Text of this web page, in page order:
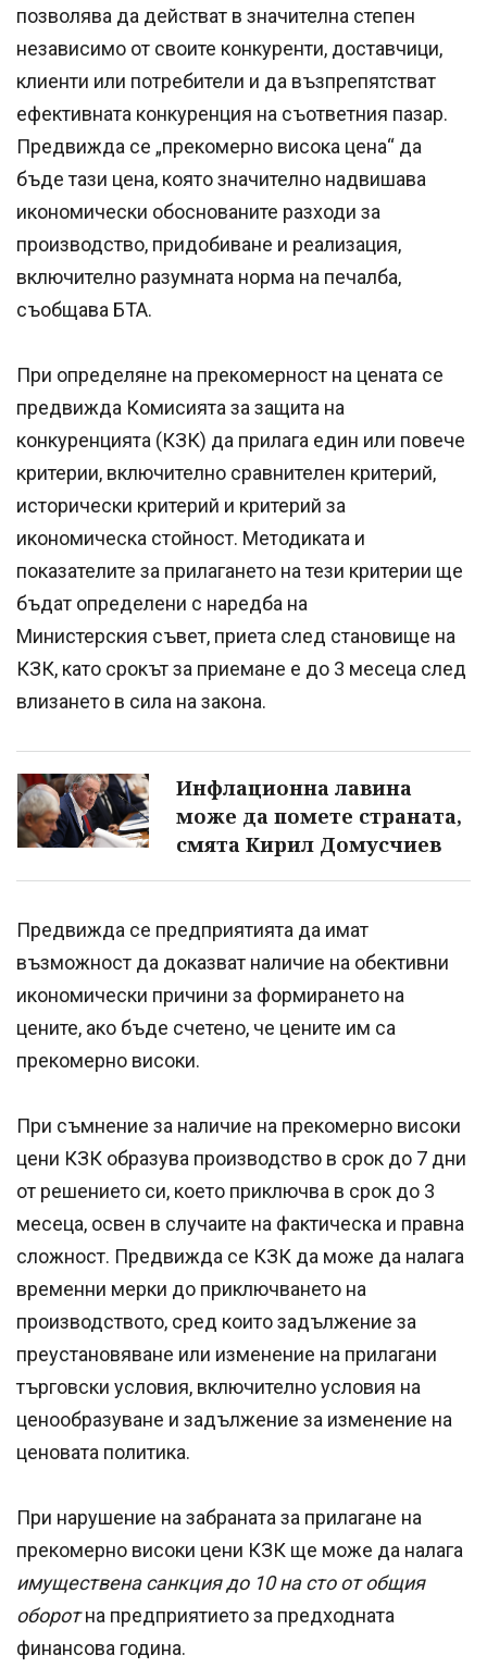
позволява да действат в значителна степен
независимо от своите конкуренти, доставчици,
клиенти или потребители и да възпрепятстват
ефективната конкуренция на съответния пазар.
Предвижда се „прекомерно висока цена“ да
бъде тази цена, която значително надвишава
икономически обоснованите разходи за
производство, придобиване и реализация,
включително разумната норма на печалба,
съобщава БТА.
При определяне на прекомерност на цената се
предвижда Комисията за защита на
конкуренцията (КЗК) да прилага един или повече
критерии, включително сравнителен критерий,
исторически критерий и критерий за
икономическа стойност. Методиката и
показателите за прилагането на тези критерии ще
бъдат определени с наредба на
Министерския съвет, приета след становище на
КЗК, като срокът за приемане е до 3 месеца след
влизането в сила на закона.
Инфлационна лавина
може да помете страната,
смята Кирил Домусчиев
Предвижда се предприятията да имат
възможност да доказват наличие на обективни
икономически причини за формирането на
цените, ако бъде счетено, че цените им са
прекомерно високи.
При съмнение за наличие на прекомерно високи
цени КЗК образува производство в срок до 7 дни
от решението си, което приключва в срок до 3
месеца, освен в случаите на фактическа и правна
сложност. Предвижда се КЗК да може да налага
временни мерки до приключването на
производството, сред които задължение за
преустановяване или изменение на прилагани
търговски условия, включително условия на
ценообразуване и задължение за изменение на
ценовата политика.
При нарушение на забраната за прилагане на
прекомерно високи цени КЗК ще може да налага
имуществена санкция до 10 на сто от общия
оборотна предприятието за предходната
финансова година.